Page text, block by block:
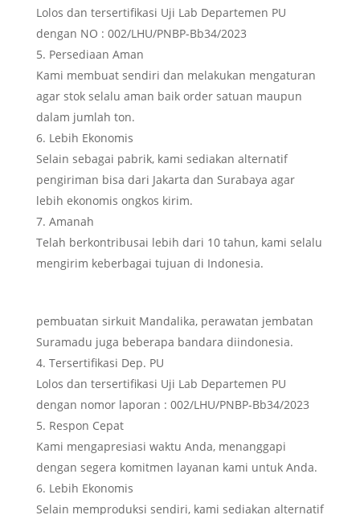
Lolos dan tersertifikasi Uji Lab Departemen PU
dengan NO : 002/LHU/PNBP-Bb34/2023
Persediaan Aman
Kami membuat sendiri dan melakukan mengaturan
agar stok selalu aman baik order satuan maupun
dalam jumlah ton.
Lebih Ekonomis
Selain sebagai pabrik, kami sediakan alternatif
pengiriman bisa dari Jakarta dan Surabaya agar
lebih ekonomis ongkos kirim.
Amanah
Telah berkontribusai lebih dari 10 tahun, kami selalu
mengirim keberbagai tujuan di Indonesia.
pembuatan sirkuit Mandalika, perawatan jembatan
Suramadu juga beberapa bandara diindonesia.
Tersertifikasi Dep. PU
Lolos dan tersertifikasi Uji Lab Departemen PU
dengan nomor laporan : 002/LHU/PNBP-Bb34/2023
Respon Cepat
Kami mengapresiasi waktu Anda, menanggapi
dengan segera komitmen layanan kami untuk Anda.
Lebih Ekonomis
Selain memproduksi sendiri, kami sediakan alternatif